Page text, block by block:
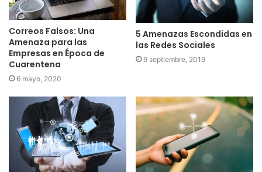
Correos Falsos: Una
Amenaza para las
Empresas en Época de
Cuarentena
6 mayo, 2020
5 Amenazas Escondidas en
las Redes Sociales
9 septiembre, 2019